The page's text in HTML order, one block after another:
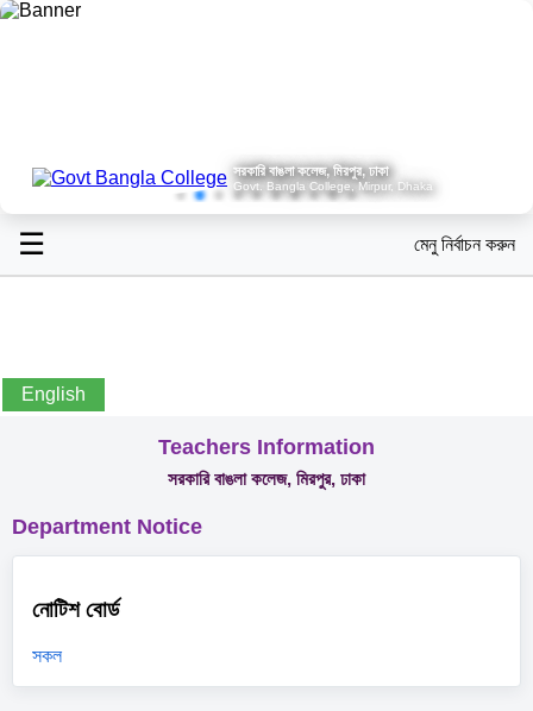
সরকারি বাঙলা কলেজ, মিরপুর, ঢাকা
Govt. Bangla College, Mirpur, Dhaka
☰ মেনু নির্বাচন করুন
English
Teachers Information
সরকারি বাঙলা কলেজ, মিরপুর, ঢাকা
Department Notice
নোটিশ বোর্ড
সকল